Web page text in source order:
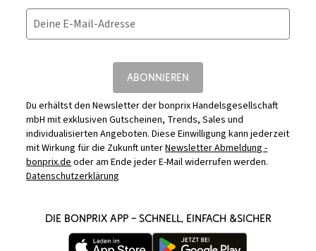
Deine E-Mail-Adresse
ABONNIEREN
Du erhältst den Newsletter der bonprix Handelsgesellschaft
mbH mit exklusiven Gutscheinen, Trends, Sales und
individualisierten Angeboten. Diese Einwilligung kann jederzeit
mit Wirkung für die Zukunft unterNewsletter Abmeldung -
bonprix.de oder am Ende jeder E-Mail widerrufen werden.
Datenschutzerklärung
DIE BONPRIX APP – SCHNELL, EINFACH &SICHER